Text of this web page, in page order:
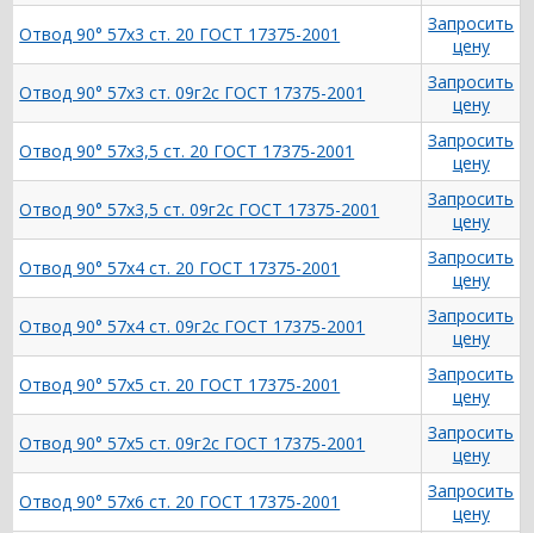
Отвод 90° 57х3 ст. 20 ГОСТ 17375-2001
Запросить
цену
Отвод 90° 57х3 ст. 09г2с ГОСТ 17375-2001
Запросить
цену
Отвод 90° 57х3,5 ст. 20 ГОСТ 17375-2001
Запросить
цену
Отвод 90° 57х3,5 ст. 09г2с ГОСТ 17375-2001
Запросить
цену
Отвод 90° 57х4 ст. 20 ГОСТ 17375-2001
Запросить
цену
Отвод 90° 57х4 ст. 09г2с ГОСТ 17375-2001
Запросить
цену
Отвод 90° 57х5 ст. 20 ГОСТ 17375-2001
Запросить
цену
Отвод 90° 57х5 ст. 09г2с ГОСТ 17375-2001
Запросить
цену
Отвод 90° 57х6 ст. 20 ГОСТ 17375-2001
Запросить
цену